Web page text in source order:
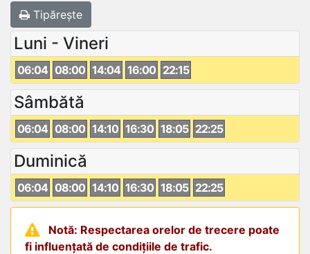
Tipărește
Luni - Vineri
06:04 08:00 14:04 16:00 22:15
Sâmbătă
06:04 08:00 14:10 16:30 18:05 22:25
Duminică
06:04 08:00 14:10 16:30 18:05 22:25
Notă: Respectarea orelor de trecere poate
fi influențată de condițiile de trafic.